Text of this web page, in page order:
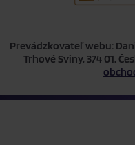
Prevádzkovateľ webu:
Trhové Sviny, 374 01,